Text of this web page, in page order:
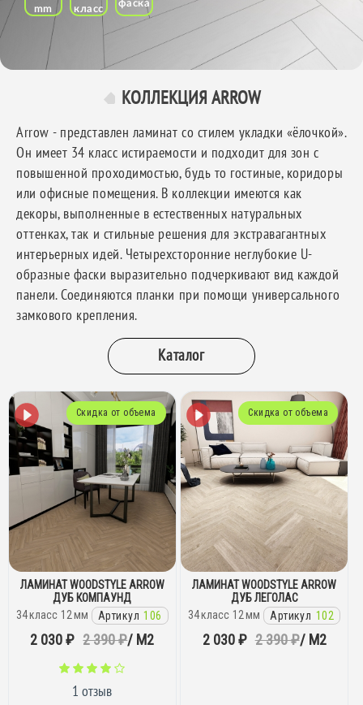
mm класс
фаска
КОЛЛЕКЦИЯ ARROW
Arrow - представлен ламинат со стилем укладки «ёлочкой».
Он имеет 34 класс истираемости и подходит для зон с
повышенной проходимостью, будь то гостиные, коридоры
или офисные помещения. В коллекции имеются как
декоры, выполненные в естественных натуральных
оттенках, так и стильные решения для экстравагантных
интерьерных идей. Четырехсторонние неглубокие U-
образные фаски выразительно подчеркивают вид каждой
панели. Соединяются планки при помощи универсального
замкового крепления.
Каталог
Скидка от объема
ЛАМИНАТ WOODSTYLE ARROW
ДУБ КОМПАУНД
Артикул 106
класс
34 мм
12
2 030 ₽ 2 390 ₽/ М2
1 отзыв
Скидка от объема
ЛАМИНАТ WOODSTYLE ARROW
ДУБ ЛЕГОЛАС
Артикул 102
класс
34 мм
12
2 030 ₽ 2 390 ₽/ М2